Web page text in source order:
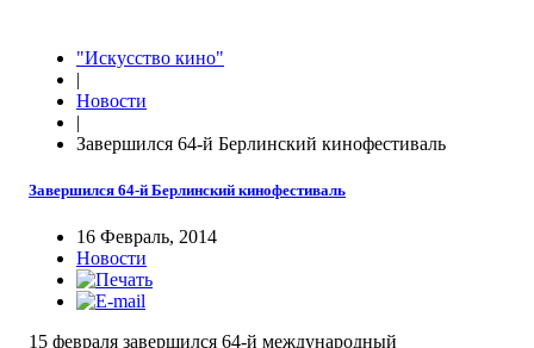
"Искусство кино"
|
Новости
|
Завершился 64-й Берлинский кинофестиваль
Завершился 64-й Берлинский кинофестиваль
16 Февраль, 2014
Новости
15 февраля завершился 64-й международный